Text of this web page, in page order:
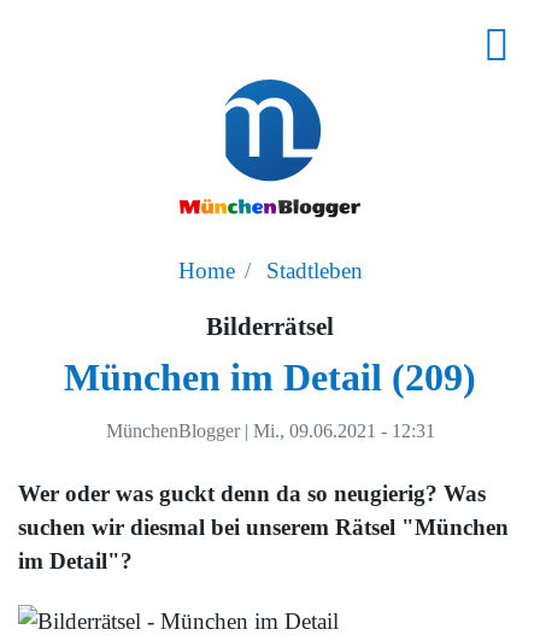
Home Stadtleben
Bilderrätsel
München im Detail (209)
MünchenBlogger | Mi., 09.06.2021 - 12:31
Wer oder was guckt denn da so neugierig? Was
suchen wir diesmal bei unserem Rätsel "München
im Detail"?